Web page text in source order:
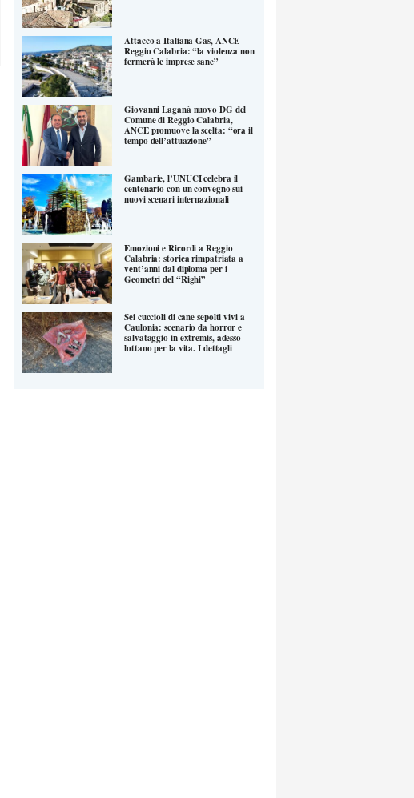
Attacco a Italiana Gas, ANCE
Reggio Calabria: “la violenza non
fermerà le imprese sane”
Giovanni Laganà nuovo DG del
Comune di Reggio Calabria,
ANCE promuove la scelta: “ora il
tempo dell’attuazione”
Gambarie, l’UNUCI celebra il
centenario con un convegno sui
nuovi scenari internazionali
Emozioni e Ricordi a Reggio
Calabria: storica rimpatriata a
vent’anni dal diploma per i
Geometri del “Righi”
Sei cuccioli di cane sepolti vivi a
Caulonia: scenario da horror e
salvataggio in extremis, adesso
lottano per la vita. I dettagli